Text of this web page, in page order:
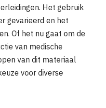
Het gebruik
gevarieerd en het
Of het nu gaat om de
van medische
van dit materiaal
voor diverse